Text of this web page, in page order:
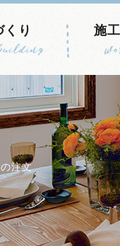
くり
building
施
注文